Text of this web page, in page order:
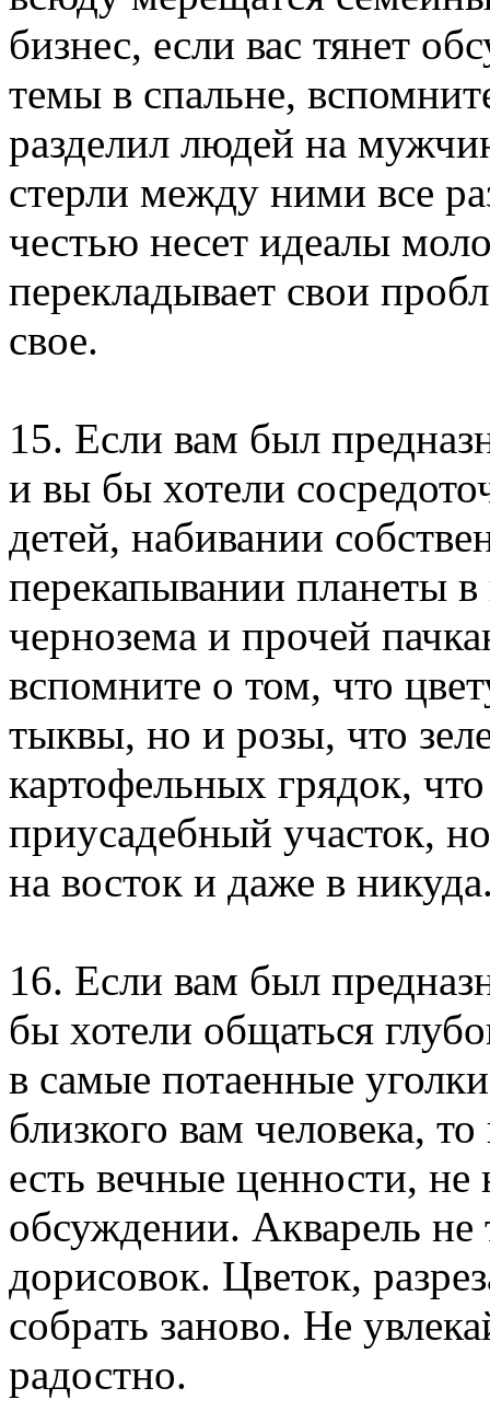
бизнес, если вас тянет
темы в спальне,
разделил людей на
стерли между ними все
честью несет идеалы
перекладывает свои
свое.
15. Если вам был
и вы бы хотели
детей, набивании
перекапывании планеты в
чернозема и прочей
вспомните о том, что
тыквы, но и розы, что
картофельных грядок,
приусадебный участок,
на восток и даже в
16. Если вам был
бы хотели общаться
в самые потаенные
близкого вам человека,
есть вечные ценности,
обсуждении. Акварель не
дорисовок. Цветок,
собрать заново. Не
радостно.